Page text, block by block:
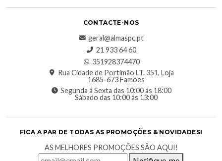
CONTACTE-NOS
geral@almaspc.pt
21 933 64 60
351928374470
Rua Cidade de Portimão LT. 351, Loja
1685-673 Famões
Segunda á Sexta das 10:00 ás 18:00
Sábado das 10:00 ás 13:00
FICA A PAR DE TODAS AS PROMOÇÕES & NOVIDADES!
AS MELHORES PROMOÇÕES SÃO AQUI!